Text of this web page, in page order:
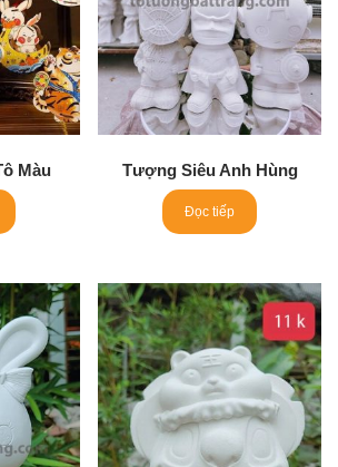
Màu Tượng Siêu Anh Hùng
Đọc tiếp